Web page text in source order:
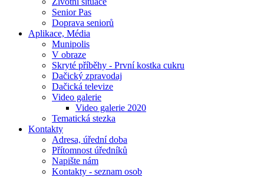
Senior Pas
Doprava seniorů
Aplikace, Média
Munipolis
V obraze
Skryté příběhy - První kostka cukru
Dačický zpravodaj
Dačická televize
Video galerie
Video galerie 2020
Tematická stezka
Kontakty
Adresa, úřední doba
Přítomnost úředníků
Napište nám
Kontakty - seznam osob